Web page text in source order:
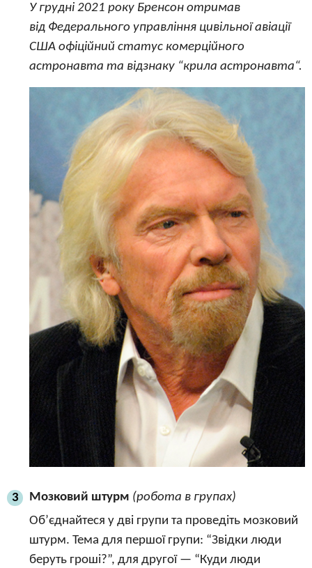
У грудні 2021 року Бренсон отримав
від Федерального управління цивільної авіації
США офіційний статус комерційного
астронавта та відзнаку “крила астронавта“.
3 Мозковий штурм (робота в групах)
Об’єднайтеся у дві групи та проведіть мозковий
штурм. Тема для першої групи: “Звідки люди
беруть гроші?”, для другої — “Куди люди